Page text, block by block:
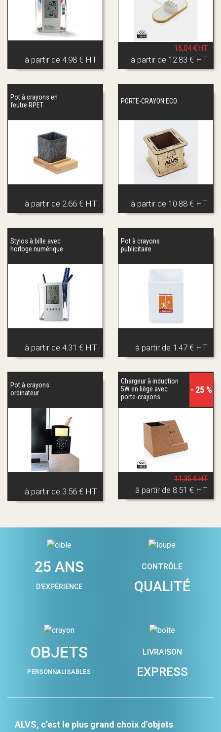
à partir de 4.98 € HT
16,04 € HT
à partir de 12.83 € HT
Pot à crayons en
feutre RPET
à partir de 2.66 € HT
PORTE-CRAYON ECO
à partir de 10.88 € HT
Stylos à bille avec
horloge numérique
à partir de 4.31 € HT
Pot à crayons
publicitaire
à partir de 1.47 € HT
Pot à crayons
ordinateur
à partir de 3.56 € HT
Chargeur à induction
5W en liège avec
porte-crayons
- 25 %
11,35 € HT
à partir de 8.51 € HT
25 ANS
D'EXPÉRIENCE
CONTRÔLE
QUALITÉ
OBJETS
PERSONNALISABLES
LIVRAISON
EXPRESS
ALVS, c’est le plus grand choix d’objets